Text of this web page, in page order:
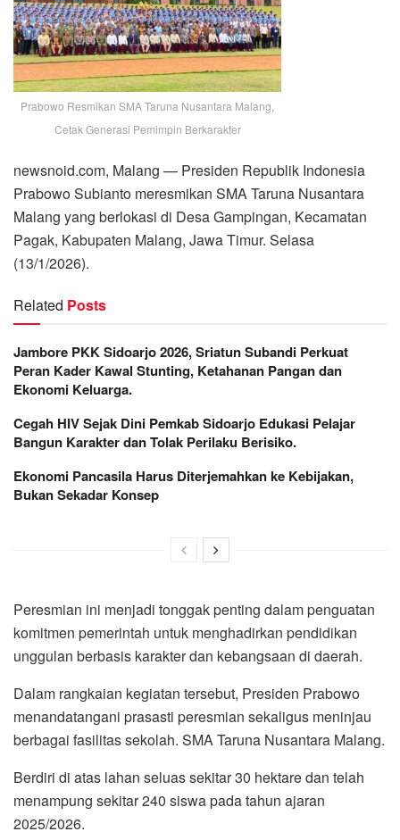
Prabowo Resmikan SMA Taruna Nusantara Malang,
Cetak Generasi Pemimpin Berkarakter
newsnoid.com, Malang — Presiden Republik Indonesia
Prabowo Subianto meresmikan SMA Taruna Nusantara
Malang yang berlokasi di Desa Gampingan, Kecamatan
Pagak, Kabupaten Malang, Jawa Timur. Selasa
(13/1/2026).
Related Posts
Jambore PKK Sidoarjo 2026, Sriatun Subandi Perkuat
Peran Kader Kawal Stunting, Ketahanan Pangan dan
Ekonomi Keluarga.
Cegah HIV Sejak Dini Pemkab Sidoarjo Edukasi Pelajar
Bangun Karakter dan Tolak Perilaku Berisiko.
Ekonomi Pancasila Harus Diterjemahkan ke Kebijakan,
Bukan Sekadar Konsep
Peresmian ini menjadi tonggak penting dalam penguatan
komitmen pemerintah untuk menghadirkan pendidikan
unggulan berbasis karakter dan kebangsaan di daerah.
Dalam rangkaian kegiatan tersebut, Presiden Prabowo
menandatangani prasasti peresmian sekaligus meninjau
berbagai fasilitas sekolah. SMA Taruna Nusantara Malang.
Berdiri di atas lahan seluas sekitar 30 hektare dan telah
menampung sekitar 240 siswa pada tahun ajaran
2025/2026.